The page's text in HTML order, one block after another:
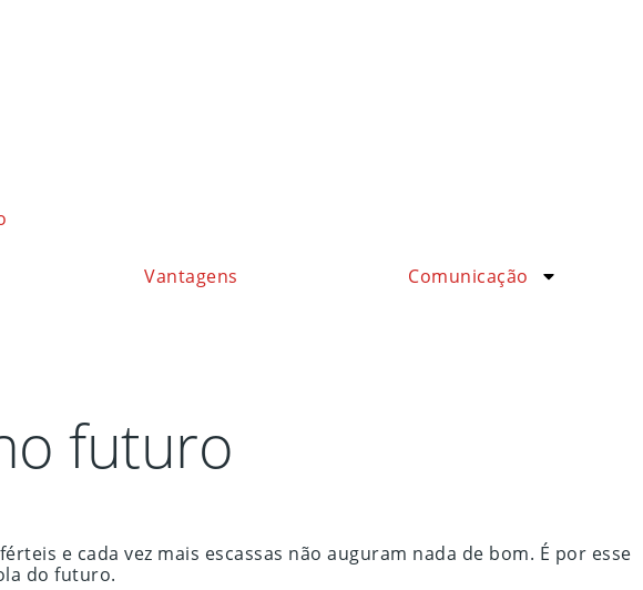
Vantagens Comunicação
futuro
e cada vez mais escassas não auguram nada de bom. É por esse
do futuro.